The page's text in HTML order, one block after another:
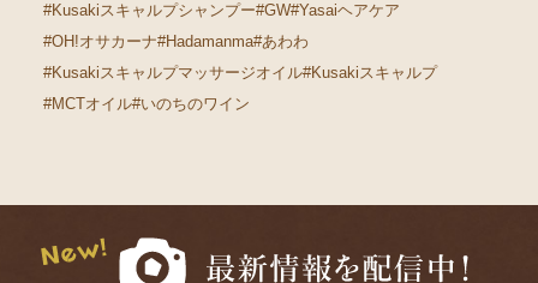
#Kusakiスキャルプシャンプー#GW#Yasaiヘアケア
#OH!オサカーナ#Hadamanma#あわわ
#Kusakiスキャルプマッサージオイル#Kusakiスキャルプ
#MCTオイル#いのちのワイン